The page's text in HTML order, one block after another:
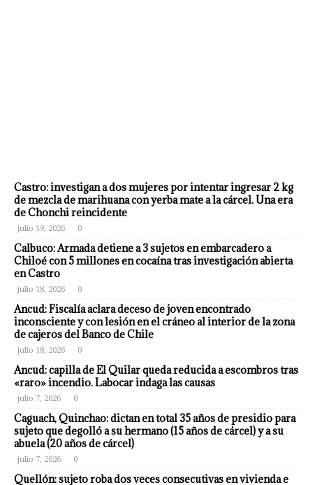
Castro: investigan a dos mujeres por intentar ingresar 2 kg
de mezcla de marihuana con yerba mate a la cárcel. Una era
de Chonchi reincidente
julio 19, 2026 0
Calbuco: Armada detiene a 3 sujetos en embarcadero a
Chiloé con 5 millones en cocaína tras investigación abierta
en Castro
julio 18, 2026 0
Ancud: Fiscalía aclara deceso de joven encontrado
inconsciente y con lesión en el cráneo al interior de la zona
de cajeros del Banco de Chile
julio 18, 2026 0
Ancud: capilla de El Quilar queda reducida a escombros tras
«raro» incendio. Labocar indaga las causas
julio 7, 2026 0
Caguach, Quinchao: dictan en total 35 años de presidio para
sujeto que degolló a su hermano (15 años de cárcel) y a su
abuela (20 años de cárcel)
julio 7, 2026 0
Quellón: sujeto roba dos veces consecutivas en vivienda e